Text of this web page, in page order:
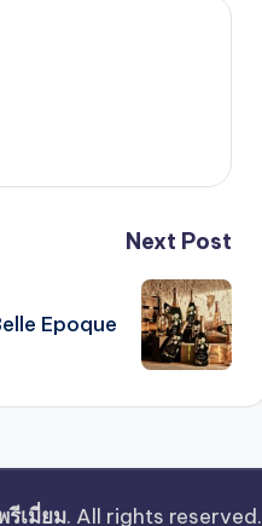
Next Post
Epoque
เมี่ยม. All rights reserved.